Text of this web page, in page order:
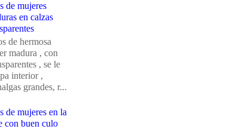
de mujeres
en calzas
de hermosa
madura , con
, se le
interior ,
grandes, r...
de mujeres en la
con buen culo